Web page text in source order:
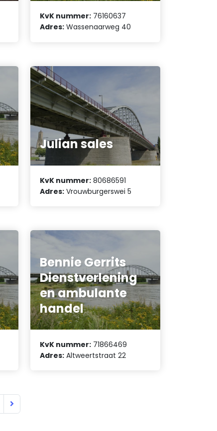
KvK nummer: 76160637
Adres: Wassenaarweg 40
Julian sales
KvK nummer: 80686591
Adres: Vrouwburgerswei 5
Bennie Gerrits
Dienstverlening
en ambulante
handel
KvK nummer: 71866469
Adres: Altweertstraat 22